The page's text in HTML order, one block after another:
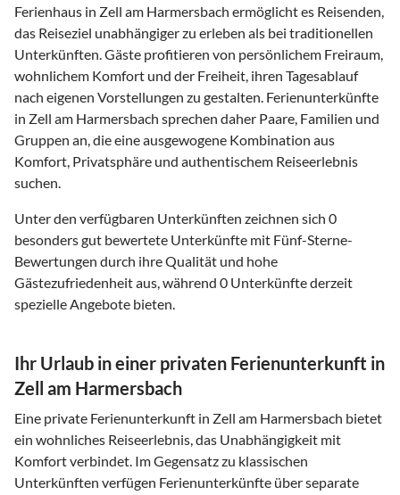
Ferienhaus in Zell am Harmersbach ermöglicht es Reisenden,
das Reiseziel unabhängiger zu erleben als bei traditionellen
Unterkünften. Gäste profitieren von persönlichem Freiraum,
wohnlichem Komfort und der Freiheit, ihren Tagesablauf
nach eigenen Vorstellungen zu gestalten. Ferienunterkünfte
in Zell am Harmersbach sprechen daher Paare, Familien und
Gruppen an, die eine ausgewogene Kombination aus
Komfort, Privatsphäre und authentischem Reiseerlebnis
suchen.
Unter den verfügbaren Unterkünften zeichnen sich 0
besonders gut bewertete Unterkünfte mit Fünf-Sterne-
Bewertungen durch ihre Qualität und hohe
Gästezufriedenheit aus, während 0 Unterkünfte derzeit
spezielle Angebote bieten.
Ihr Urlaub in einer privaten Ferienunterkunft in
Zell am Harmersbach
Eine private Ferienunterkunft in Zell am Harmersbach bietet
ein wohnliches Reiseerlebnis, das Unabhängigkeit mit
Komfort verbindet. Im Gegensatz zu klassischen
Unterkünften verfügen Ferienunterkünfte über separate